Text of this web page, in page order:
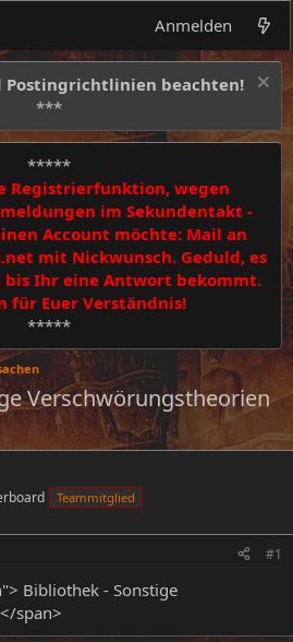
Anmelden
Postingrichtlinien beachten!
***
*****
Registrierfunktion, wegen
im Sekundentakt -
Account möchte: Mail an
mit Nickwunsch. Geduld, es
bis Ihr eine Antwort bekommt.
für Euer Verständnis!
*****
Verschwörungstheorien
Teammitglied
#1
Bibliothek - Sonstige
span>